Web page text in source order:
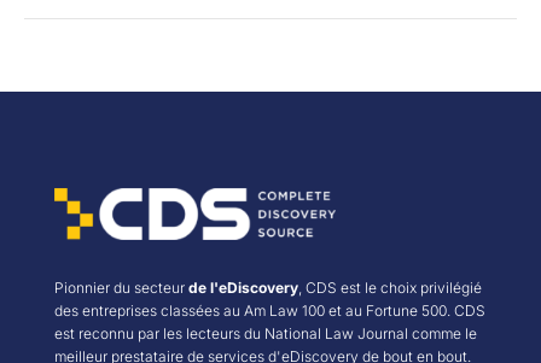
Pionnier du secteur de l'eDiscovery, CDS est le choix privilégié
des entreprises classées au Am Law 100 et au Fortune 500. CDS
est reconnu par les lecteurs du National Law Journal comme le
meilleur prestataire de services d'eDiscovery de bout en bout.